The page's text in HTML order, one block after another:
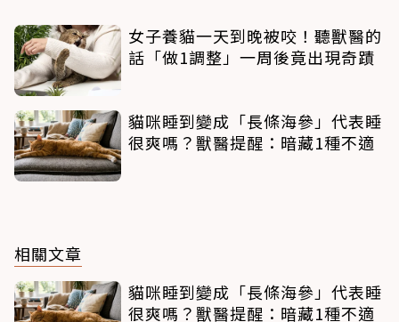
女子養貓一天到晚被咬！聽獸醫的
話「做1調整」一周後竟出現奇蹟
貓咪睡到變成「長條海參」代表睡
很爽嗎？獸醫提醒：暗藏1種不適
相關文章
貓咪睡到變成「長條海參」代表睡
很爽嗎？獸醫提醒：暗藏1種不適